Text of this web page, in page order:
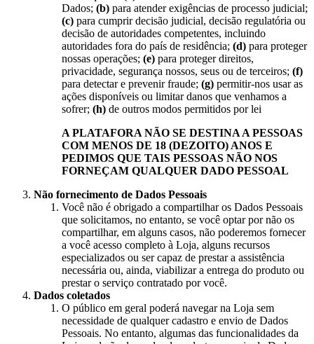
Dados; (b) para atender exigências de processo judicial;
(c) para cumprir decisão judicial, decisão regulatória ou
decisão de autoridades competentes, incluindo
autoridades fora do país de residência; (d) para proteger
nossas operações; (e) para proteger direitos,
privacidade, segurança nossos, seus ou de terceiros; (f)
para detectar e prevenir fraude; (g) permitir-nos usar as
ações disponíveis ou limitar danos que venhamos a
sofrer; (h) de outros modos permitidos por lei
A PLATAFORA NÃO SE DESTINA A PESSOAS
COM MENOS DE 18 (DEZOITO) ANOS E
PEDIMOS QUE TAIS PESSOAS NÃO NOS
FORNEÇAM QUALQUER DADO PESSOAL
Não fornecimento de Dados Pessoais
Você não é obrigado a compartilhar os Dados Pessoais
que solicitamos, no entanto, se você optar por não os
compartilhar, em alguns casos, não poderemos fornecer
a você acesso completo à Loja, alguns recursos
especializados ou ser capaz de prestar a assistência
necessária ou, ainda, viabilizar a entrega do produto ou
prestar o serviço contratado por você.
Dados coletados
O público em geral poderá navegar na Loja sem
necessidade de qualquer cadastro e envio de Dados
Pessoais. No entanto, algumas das funcionalidades da